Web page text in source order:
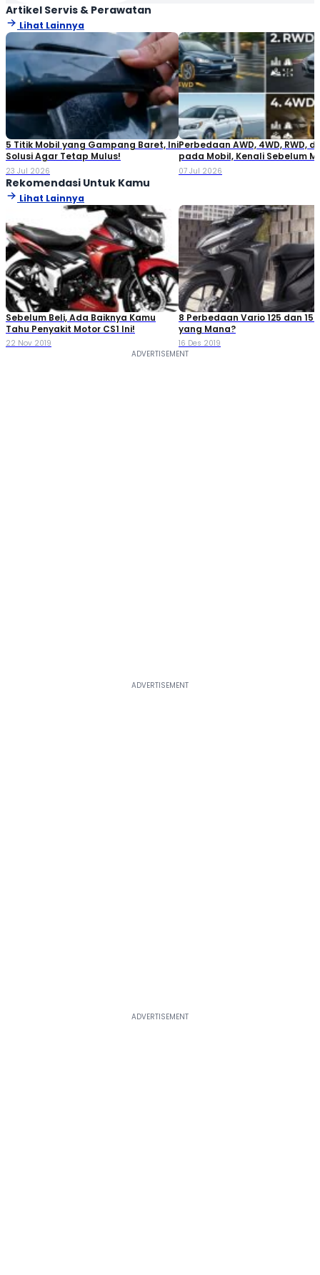
Artikel Servis & Perawatan
Lihat Lainnya
5 Titik Mobil yang Gampang Baret, Ini
Solusi Agar Tetap Mulus!
23 Jul 2026
Perbedaan AWD, 4WD, RWD,
pada Mobil, Kenali Sebelum
07 Jul 2026
Rekomendasi Untuk Kamu
Lihat Lainnya
Sebelum Beli, Ada Baiknya Kamu
Tahu Penyakit Motor CS1 Ini!
22 Nov 2019
8 Perbedaan Vario 125 dan
yang Mana?
16 Des 2019